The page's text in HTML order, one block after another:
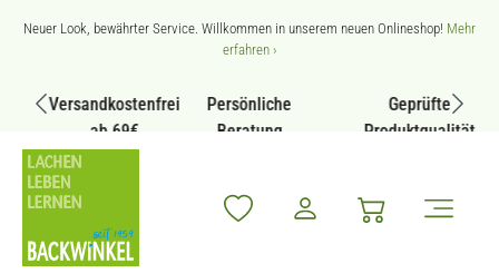
Zum Hauptinhalt springen
Neuer Look, bewährter Service. Willkommen in unserem neuen Onlineshop! Mehr
erfahren ›
Versandkostenfrei
ab 69€
Persönliche
Beratung
Geprüfte
Produktqualität